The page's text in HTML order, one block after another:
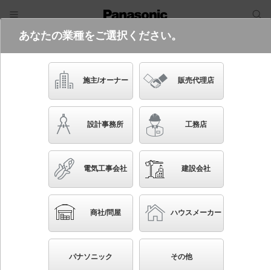
電気・建築設備（ビジネス）
フリーワード
品番・キーワード
かんたん照度計算
XYS31697K LF2
据置取付型 LED（昼白色） アウルビーム投光器 広
角タイプ 防雨型・定格出力初期光束補正型・電源別置
型・重耐塩害仕様 パネル付型 マルチハロゲン灯Sタ
あなたの業種をご選択ください。
施主/オーナー 販売代理店
設計事務所 工務店
電気工事会社 建設会社
商社/問屋 ハウスメーカー
パナソニック その他